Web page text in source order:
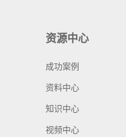
资源中心
成功案例
资料中心
知识中心
视频中心